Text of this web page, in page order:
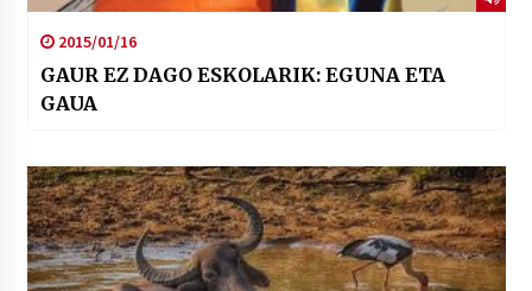
2015/01/16
GAUR EZ DAGO ESKOLARIK: EGUNA ETA
GAUA